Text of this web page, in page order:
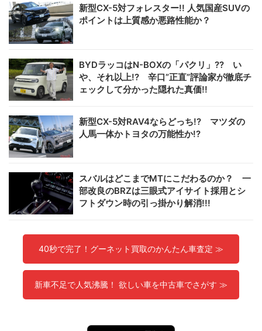
新型CX-5対フォレスター!! 人気国産SUVの
ポイントは上質感か悪路性能か？
BYDラッコはN-BOXの「パクリ」?? い
や、それ以上!? 辛口”正直”評論家が徹底チ
ェックして分かった隠れた真価!!
新型CX-5対RAV4ならどっち!? マツダの
人馬一体かトヨタの万能性か!?
スバルはどこまでMTにこだわるのか？ 一
部改良のBRZは三眼式アイサイト採用とシ
フトダウン時の引っ掛かり解消!!!
40秒で完了！グーネット買取のかんたん車査定 ≫
新車不足で人気沸騰！ 欲しい車を中古車でさがす ≫